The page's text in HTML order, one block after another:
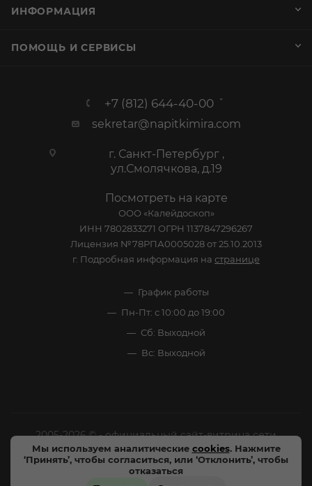
Мы используем аналитические cookies. Нажмите
‘Принять’, чтобы согласиться, или ‘Отклонить’, чтобы
отказаться
ИНФОРМАЦИЯ
ПОМОЩЬ И СЕРВИСЫ
+7 (812) 644-40-00
sekretar@napitkimira.com
г. Санкт-Петербург ,
ул.Смолячкова, д.19
Посмотреть на карте
ООО «Калейдоскоп»
ИНН 7802833271 ОГРН 1137847296267
Лицензия №78РПА0005028 от 25.10.2013
г. Подробная информация на странице
График работы
Пн-Пт: с 10:00 до 19:00
Сб: Выходной
Вс: Выходной
2005-2026 © - официальный сайт-витрина сети
специализированных напитков "Калейдоскоп Напитков
Мира". Все права защищены.